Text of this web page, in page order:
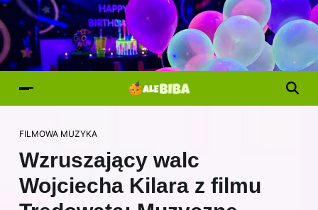
FILMOWA MUZYKA
Wzruszający walc
Wojciecha Kilara z filmu